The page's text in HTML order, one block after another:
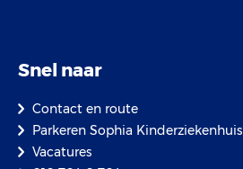
Snel naar
Contact en route
Parkeren Sophia Kinderziekenhuis
Vacatures